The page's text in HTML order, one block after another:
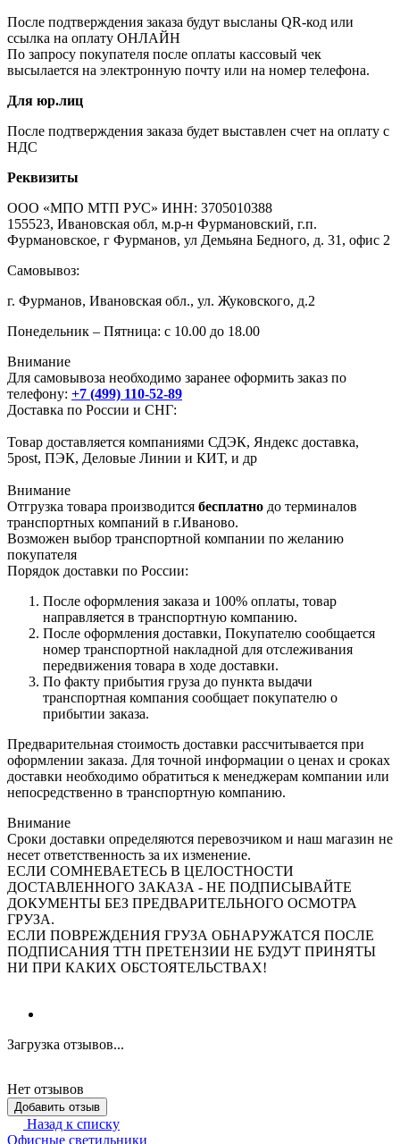
После подтверждения заказа будут высланы QR-код или
ссылка на оплату ОНЛАЙН
По запросу покупателя после оплаты кассовый чек
высылается на электронную почту или на номер телефона.
Для юр.лиц
После подтверждения заказа будет выставлен счет на оплату с
НДС
Реквизиты
ООО «МПО МТП РУС» ИНН: 3705010388
155523, Ивановская обл, м.р-н Фурмановский, г.п.
Фурмановское, г Фурманов, ул Демьяна Бедного, д. 31, офис 2
Самовывоз:
г. Фурманов, Ивановская обл., ул. Жуковского, д.2
Понедельник – Пятница: с 10.00 до 18.00
Внимание
Для самовывоза необходимо заранее оформить заказ по
телефону: +7 (499) 110-52-89
Доставка по России и СНГ:
Товар доставляется компаниями СДЭК, Яндекс доставка,
5post, ПЭК, Деловые Линии и КИТ, и др
Внимание
Отгрузка товара производится бесплатно до терминалов
транспортных компаний в г.Иваново.
Возможен выбор транспортной компании по желанию
покупателя
Порядок доставки по России:
После оформления заказа и 100% оплаты, товар
направляется в транспортную компанию.
После оформления доставки, Покупателю сообщается
номер транспортной накладной для отслеживания
передвижения товара в ходе доставки.
По факту прибытия груза до пункта выдачи
транспортная компания сообщает покупателю о
прибытии заказа.
Предварительная стоимость доставки рассчитывается при
оформлении заказа. Для точной информации о ценах и сроках
доставки необходимо обратиться к менеджерам компании или
непосредственно в транспортную компанию.
Внимание
Сроки доставки определяются перевозчиком и наш магазин не
несет ответственность за их изменение.
ЕСЛИ СОМНЕВАЕТЕСЬ В ЦЕЛОСТНОСТИ
ДОСТАВЛЕННОГО ЗАКАЗА - НЕ ПОДПИСЫВАЙТЕ
ДОКУМЕНТЫ БЕЗ ПРЕДВАРИТЕЛЬНОГО ОСМОТРА
ГРУЗА.
ЕСЛИ ПОВРЕЖДЕНИЯ ГРУЗА ОБНАРУЖАТСЯ ПОСЛЕ
ПОДПИСАНИЯ ТТН ПРЕТЕНЗИИ НЕ БУДУТ ПРИНЯТЫ
НИ ПРИ КАКИХ ОБСТОЯТЕЛЬСТВАХ!
Загрузка отзывов...
Нет отзывов
Добавить отзыв
Назад к списку
Офисные светильники